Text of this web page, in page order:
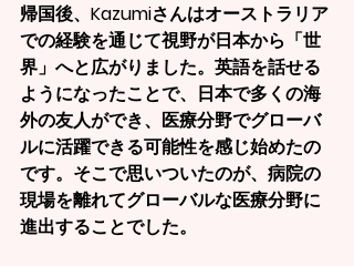
帰国後、Kazumiさんはオーストラリア
での経験を通じて視野が日本から「世
界」へと広がりました。英語を話せる
ようになったことで、日本で多くの海
外の友人ができ、医療分野でグローバ
ルに活躍できる可能性を感じ始めたの
です。そこで思いついたのが、病院の
現場を離れてグローバルな医療分野に
進出することでした。